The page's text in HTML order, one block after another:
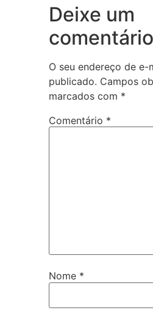
Deixe um
comentário
O seu endereço de e-
publicado. Campos
marcados com *
Comentário *
Nome *